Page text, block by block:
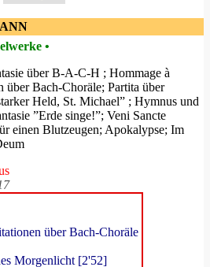
•
über B-A-C-H ; Hommage à
über Bach-Choräle; Partita über
Held, St. Michael” ; Hymnus und
”Erde singe!”; Veni Sancte
einen Blutzeugen; Apokalypse; Im
über Bach-Choräle
Morgenlicht [2'52]